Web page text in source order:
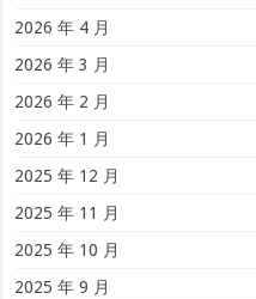
2026 年 4 月
2026 年 3 月
2026 年 2 月
2026 年 1 月
2025 年 12 月
2025 年 11 月
2025 年 10 月
2025 年 9 月